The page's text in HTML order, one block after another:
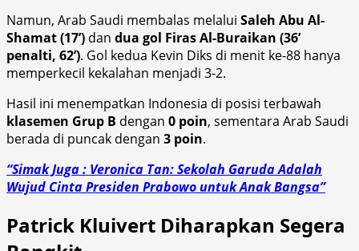
Namun, Arab Saudi membalas melalui Saleh Abu Al-
Shamat (17’) dan dua gol Firas Al-Buraikan (36’
penalti, 62’). Gol kedua Kevin Diks di menit ke-88 hanya
memperkecil kekalahan menjadi 3-2.
Hasil ini menempatkan Indonesia di posisi terbawah
klasemen Grup B dengan 0 poin, sementara Arab Saudi
berada di puncak dengan 3 poin.
“Simak Juga : Veronica Tan: Sekolah Garuda Adalah
Wujud Cinta Presiden Prabowo untuk Anak Bangsa”
Patrick Kluivert Diharapkan Segera